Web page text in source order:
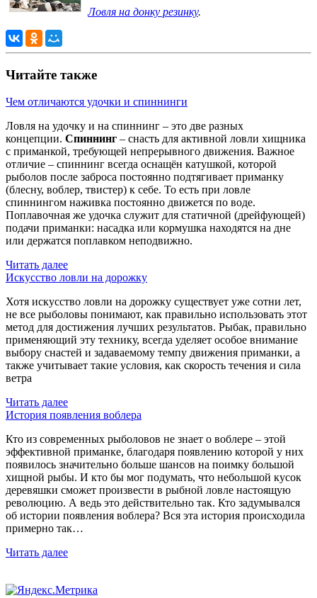
Ловля на донку резинку.
Читайте также
Чем отличаются удочки и спиннинги
Ловля на удочку и на спиннинг – это две разных
концепции. Спиннинг – снасть для активной ловли хищника
с приманкой, требующей непрерывного движения. Важное
отличие – спиннинг всегда оснащён катушкой, которой
рыболов после заброса постоянно подтягивает приманку
(блесну, воблер, твистер) к себе. То есть при ловле
спиннингом наживка постоянно движется по воде.
Поплавочная же удочка служит для статичной (дрейфующей)
подачи приманки: насадка или кормушка находятся на дне
или держатся поплавком неподвижно.
Читать далее
Искусство ловли на дорожку
Хотя искусство ловли на дорожку существует уже сотни лет,
не все рыболовы понимают, как правильно использовать этот
метод для достижения лучших результатов. Рыбак, правильно
применяющий эту технику, всегда уделяет особое внимание
выбору снастей и задаваемому темпу движения приманки, а
также учитывает такие условия, как скорость течения и сила
ветра
Читать далее
История появления воблера
Кто из современных рыболовов не знает о воблере – этой
эффективной приманке, благодаря появлению которой у них
появилось значительно больше шансов на поимку большой
хищной рыбы. И кто бы мог подумать, что небольшой кусок
деревяшки сможет произвести в рыбной ловле настоящую
революцию. А ведь это действительно так. Кто задумывался
об истории появления воблера? Вся эта история происходила
примерно так…
Читать далее